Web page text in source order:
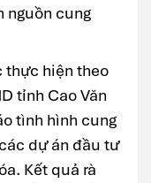
nguồn cung
thực hiện theo
tỉnh Cao Văn
tình hình cung
dự án đầu tư
Kết quả rà